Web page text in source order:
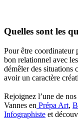
Quelles sont les
Pour être coordinateur
bon relationnel avec
démêler des situations
avoir un caractère
Rejoignez l’une de
Vannes en Prépa Art,
Infographiste et